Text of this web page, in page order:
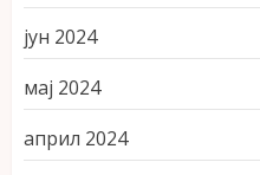
јун 2024
мај 2024
април 2024